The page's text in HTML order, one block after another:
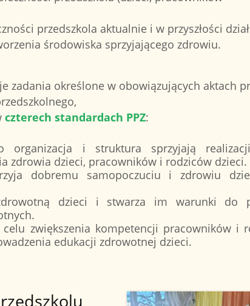
przedszkola aktualnie i w przyszłości
środowiska sprzyjającego zdrowiu.
zadania określone w obowiązujących aktach
czterech standardach PPZ:
organizacja i struktura sprzyjają realizacji
zdrowia dzieci, pracowników i rodziców dzieci.
dobremu samopoczuciu i zdrowiu
dzieci i stwarza im warunki do
zwiększenia kompetencji pracowników i
edukacji zdrowotnej dzieci.